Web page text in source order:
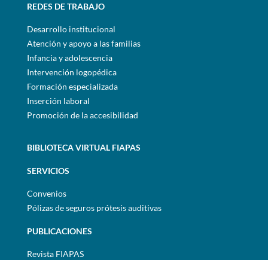
REDES DE TRABAJO
Desarrollo institucional
Atención y apoyo a las familias
Infancia y adolescencia
Intervención logopédica
Formación especializada
Inserción laboral
Promoción de la accesibilidad
BIBLIOTECA VIRTUAL FIAPAS
SERVICIOS
Convenios
Pólizas de seguros prótesis auditivas
PUBLICACIONES
Revista FIAPAS